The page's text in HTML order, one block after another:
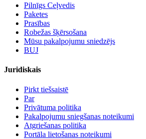
Pilnīgs Ceļvedis
Paketes
Prasības
Robežas šķērsošana
Mūsu pakalpojumu sniedzējs
BUJ
Juridiskais
Pirkt tiešsaistē
Par
Privātuma politika
Pakalpojumu sniegšanas noteikumi
Atgriešanas politika
Portāla lietošanas noteikumi